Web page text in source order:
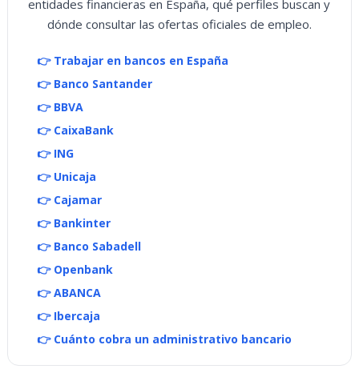
entidades financieras en España, qué perfiles buscan y
dónde consultar las ofertas oficiales de empleo.
👉 Trabajar en bancos en España
👉 Banco Santander
👉 BBVA
👉 CaixaBank
👉 ING
👉 Unicaja
👉 Cajamar
👉 Bankinter
👉 Banco Sabadell
👉 Openbank
👉 ABANCA
👉 Ibercaja
👉 Cuánto cobra un administrativo bancario